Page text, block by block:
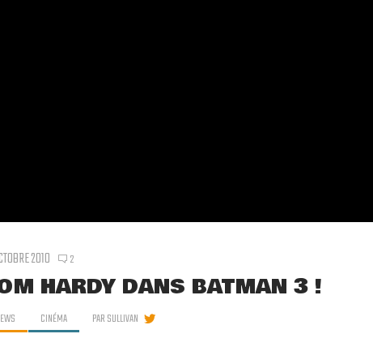
2010 2
HARDY DANS BATMAN 3 !
CINÉMA PARSULLIVAN